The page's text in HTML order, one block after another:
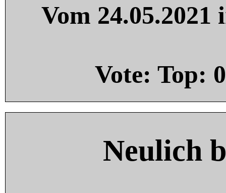
Vom
Vote: Top: 0
Neulich